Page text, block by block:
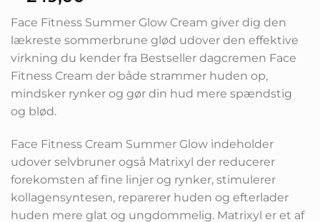
Face Fitness Summer Glow Cream giver dig den
lækreste sommerbrune glød udover den effektive
virkning du kender fra Bestseller dagcremen Face
Fitness Cream der både strammer huden op,
mindsker rynker og gør din hud mere spændstig
og blød.
Face Fitness Cream Summer Glow indeholder
udover selvbruner også Matrixyl der reducerer
forekomsten af fine linjer og rynker, stimulerer
kollagensyntesen, reparerer huden og efterlader
huden mere glat og ungdommelig. Matrixyl er et af